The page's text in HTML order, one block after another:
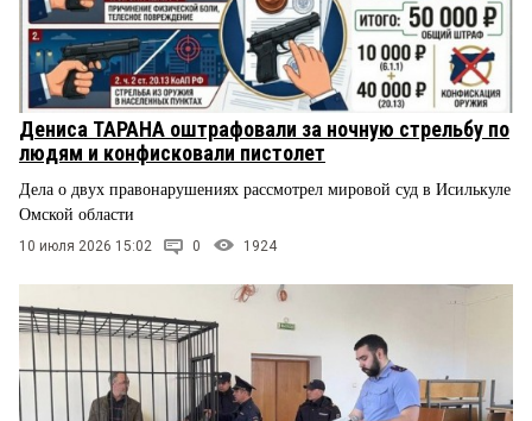
Дениса ТАРАНА оштрафовали за ночную стрельбу по
людям и конфисковали пистолет
Дела о двух правонарушениях рассмотрел мировой суд в Исилькуле
Омской области
10 июля 2026 15:02 0 1924